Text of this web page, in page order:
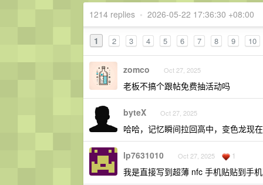
1214 replies • 2026-05-22 17:36:30 +08:00
1 2 3 4 5 6 7 8 9 10
zomco Oct 27, 2025
老板不搞个跟帖免费抽活动吗
byteX Oct 27, 2025
哈哈，记忆瞬间拉回高中，变色龙现
lp7631010 Oct 27, 2025 1
我是直接写到超薄 nfc 手机贴贴到手